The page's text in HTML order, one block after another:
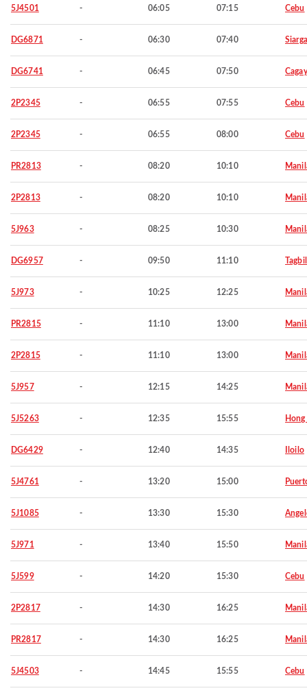
5J4501 - 06:05 07:15 Cebu
DG6871 - 06:30 07:40
DG6741 - 06:45 07:50
2P2345 - 06:55 07:55 Cebu
2P2345 - 06:55 08:00 Cebu
PR2813 - 08:20 10:10
2P2813 - 08:20 10:10
5J963 - 08:25 10:30
DG6957 - 09:50 11:10
5J973 - 10:25 12:25
PR2815 - 11:10 13:00
2P2815 - 11:10 13:00
5J957 - 12:15 14:25
5J5263 - 12:35 15:55
DG6429 - 12:40 14:35 Iloilo
5J4761 - 13:20 15:00
5J1085 - 13:30 15:30
5J971 - 13:40 15:50
5J599 - 14:20 15:30 Cebu
2P2817 - 14:30 16:25
PR2817 - 14:30 16:25
5J4503 - 14:45 15:55 Cebu